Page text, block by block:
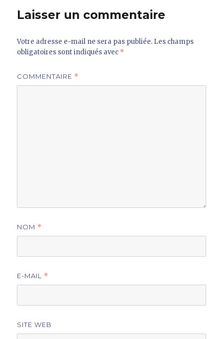
Laisser un commentaire
Votre adresse e-mail ne sera pas publiée. Les champs
obligatoires sont indiqués avec *
COMMENTAIRE *
NOM *
E-MAIL *
SITE WEB